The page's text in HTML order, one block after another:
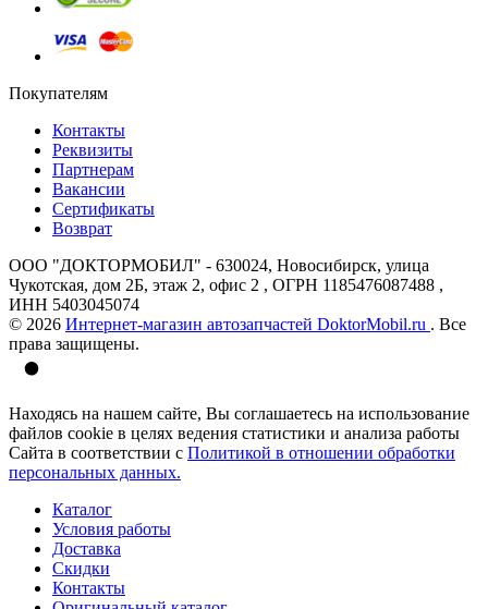
Покупателям
Контакты
Реквизиты
Партнерам
Вакансии
Сертификаты
Возврат
ООО "ДОКТОРМОБИЛ" - 630024, Новосибирск, улица
Чукотская, дом 2Б, этаж 2, офис 2 , ОГРН 1185476087488 ,
ИНН 5403045074
© 2026 Интернет-магазин автозапчастей DoktorMobil.ru . Все
права защищены.
Находясь на нашем сайте, Вы соглашаетесь на использование
файлов cookie в целях ведения статистики и анализа работы
Сайта в соответствии с Политикой в отношении обработки
персональных данных.
Каталог
Условия работы
Доставка
Скидки
Контакты